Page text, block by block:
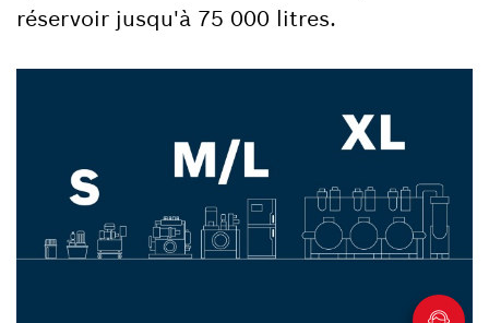
réservoir jusqu'à 75 000 litres.